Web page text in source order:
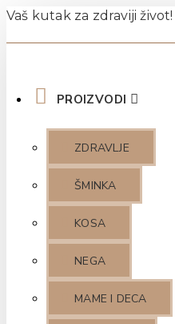
Vaš kutak za zdraviji život!
PROIZVODI
ZDRAVLJE
ŠMINKA
KOSA
NEGA
MAME I DECA